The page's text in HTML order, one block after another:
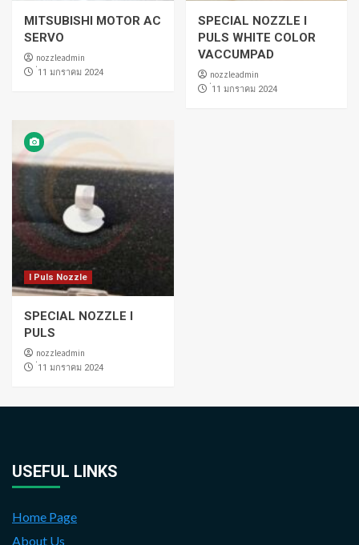
MITSUBISHI MOTOR AC
SERVO
nozzleadmin
่11 มกราคม 2024
SPECIAL NOZZLE I
PULS WHITE COLOR
VACCUMPAD
nozzleadmin
่11 มกราคม 2024
I Puls Nozzle
SPECIAL NOZZLE I
PULS
nozzleadmin
่11 มกราคม 2024
USEFUL LINKS
Home Page
About Us